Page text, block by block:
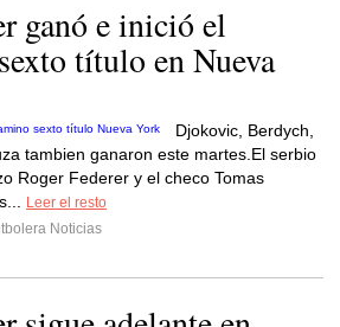
ganó e inició el
título en Nueva
Djokovic, Berdych,
tambien ganaron este martes.El serbio
Roger Federer y el checo Tomas
Leer el resto
Noticias